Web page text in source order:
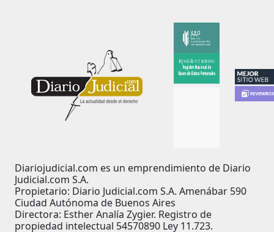
Diariojudicial.com es un emprendimiento de Diario
Judicial.com S.A.
Propietario: Diario Judicial.com S.A. Amenábar 590
Ciudad Autónoma de Buenos Aires
Directora: Esther Analía Zygier. Registro de
propiedad intelectual 54570890 Ley 11.723.